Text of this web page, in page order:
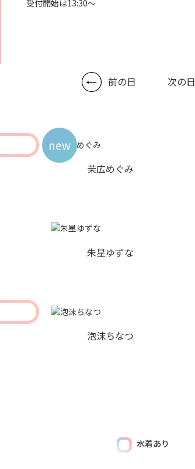
受付開始は13:30～
前の日 次の日
茉広めぐみ
new
朱星ゆずな
泡沫ちなつ
水着あり